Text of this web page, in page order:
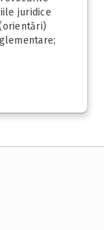
juridice